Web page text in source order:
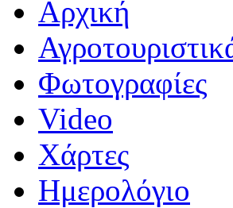
Αρχική
Φωτογραφίες
Video
Χάρτες
Ημερολόγιο